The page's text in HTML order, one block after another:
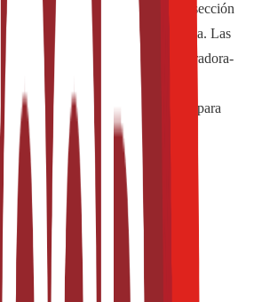
de sala limpia en la sección
y disminuye los costos del sistema. Las
el calor y el aire de la estiradora-
de esterilización. Los sistemas de
son especialmente adecuados para